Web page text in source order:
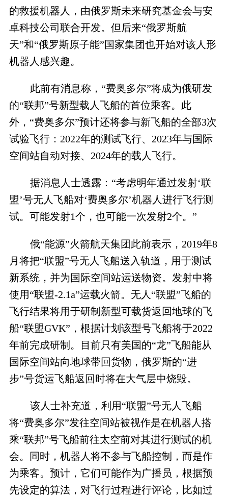
的救援机器人，由俄罗斯未来研究基金会与安
卓科技公司联合开发。但后来“俄罗斯航
天”和“俄罗斯原子能”国家集团也开始对该人形
机器人感兴趣。
此前有消息称，“费奥多尔”将成为俄研发
的“联邦”号新型载人飞船的首位乘客。此
外，“费奥多尔”预计还将参与新飞船的全部3次
试验飞行：2022年的测试飞行、2023年与国际
空间站自动对接、2024年的载人飞行。
据消息人士透露：“考虑明年通过发射‘联
盟’号无人飞船对‘费奥多尔’机器人进行飞行测
试。可能发射1个，也可能一次发射2个。”
俄“能源”火箭航天集团此前表示，2019年8
月将把“联盟”号无人飞船送入轨道，用于测试
新系统，并为国际空间站运送物资。发射中将
使用“联盟-2.1a”运载火箭。无人“联盟”飞船的
飞行结果将用于研制新型可载货返回地球的飞
船“联盟GVK”，根据计划该型号飞船将于2022
年前完成研制。目前只有美国的“龙”飞船能从
国际空间站向地球带回货物，俄罗斯的“进
步”号货运飞船返回时将在大气层中烧毁。
该人士补充道，利用“联盟”号无人飞船
将“费奥多尔”发往空间站被视作是在机器人搭
乘“联邦”号飞船前往太空前对其进行测试的机
会。同时，机器人将不参与飞船控制，而是作
为乘客。预计，它们可能作为广播员，根据预
先设定的算法，对飞行过程进行评论，比如过